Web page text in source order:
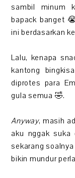
sambil minum
bapack banget
ini berdasarkan
Lalu, kenapa
kantong
diprotes para
gula semua 🤣.
Anyway, masih
aku nggak suka
sekarang
bikin mundur